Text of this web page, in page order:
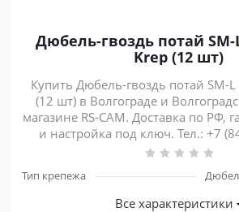
Дюбель-гвоздь потай SM-
Krep (12 шт)
Купить Дюбель-гвоздь потай SM-L
(12 шт) в Волгограде и
магазине RS-CAM. Доставка по РФ,
и настройка под ключ. Тел.: +7
Тип крепежа
Все характеристики